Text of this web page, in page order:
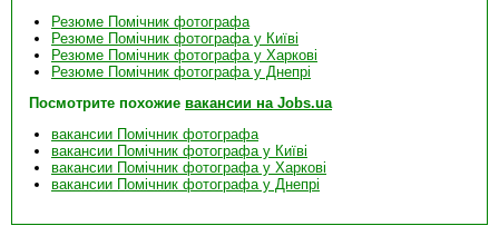
Резюме Помічник фотографа
Резюме Помічник фотографа у Київі
Резюме Помічник фотографа у Харкові
Резюме Помічник фотографа у Днепрі
Посмотрите похожие вакансии на Jobs.ua
вакансии Помічник фотографа
вакансии Помічник фотографа у Київі
вакансии Помічник фотографа у Харкові
вакансии Помічник фотографа у Днепрі